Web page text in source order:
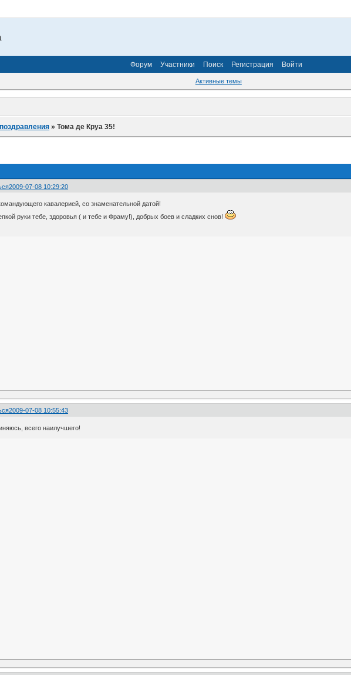
Форум Участники Поиск Регистрация Войти
Активные темы
»Тома де Круа 35!
2009-07-08 10:29:20
кавалерией, со знаменательной датой!
руки тебе, здоровья ( и тебе и Фраму!), добрых боев и сладких снов!
2009-07-08 10:55:43
всего наилучшего!